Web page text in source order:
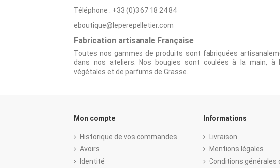
Téléphone : +33 (0)3 67 18 24 84
eboutique@leperepelletier.com
Fabrication artisanale Française
Toutes nos gammes de produits sont fabriquées
dans nos ateliers. Nos bougies sont coulées à la main, à
végétales et de parfums de Grasse.
Mon compte
Historique de vos commandes
Avoirs
Identité
Informations
Livraison
Mentions légales
Conditions générales